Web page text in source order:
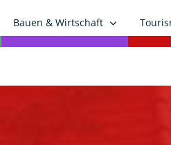
Bauen & Wirtschaft